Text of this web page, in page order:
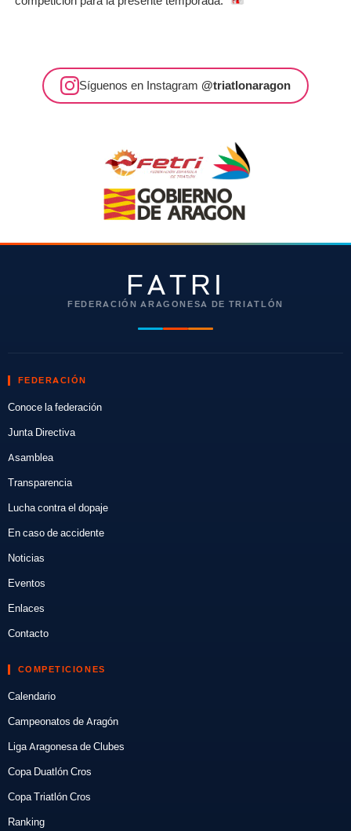
Síguenos en Instagram @triatlonaragon
FATRI
FEDERACIÓN ARAGONESA DE TRIATLÓN
FEDERACIÓN
Conoce la federación
Junta Directiva
Asamblea
Transparencia
Lucha contra el dopaje
En caso de accidente
Noticias
Eventos
Enlaces
Contacto
COMPETICIONES
Calendario
Campeonatos de Aragón
Liga Aragonesa de Clubes
Copa Duatlón Cros
Copa Triatlón Cros
Ranking